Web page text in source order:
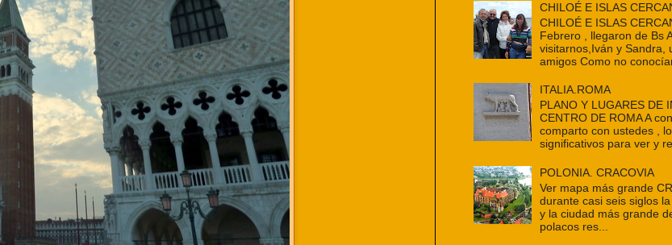
CHILOÉ E ISLAS
CHILOÉ E ISLAS
Febrero , llegaron de Bs
visitarnos,Iván y Sandra,
amigos Como no
ITALIA.ROMA
PLANO Y LUGARES DE
CENTRO DE ROMA A
comparto con ustedes ,
significativos para ver y
POLONIA. CRACOVIA
Ver mapa más grande
durante casi seis siglos
y la ciudad más grande
polacos res...